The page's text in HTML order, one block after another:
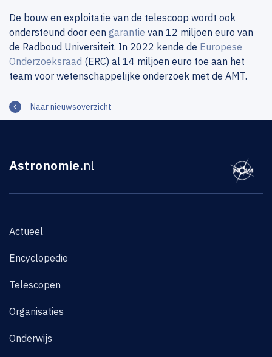
De bouw en exploitatie van de telescoop wordt ook
ondersteund door een garantie van 12 miljoen euro van
de Radboud Universiteit. In 2022 kende de Europese
Onderzoeksraad (ERC) al 14 miljoen euro toe aan het
team voor wetenschappelijke onderzoek met de AMT.
Naar nieuwsoverzicht
Astronomie.nl
Actueel
Encyclopedie
Telescopen
Organisaties
Onderwijs